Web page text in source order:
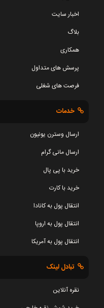
اخبار سایت
بلاگ
همکاری
پرسش های متداول
فرصت های شغلی
خدمات
ارسال وسترن یونیون
ارسال مانی گرام
خرید با پی پال
خرید با کارت
انتقال پول به کانادا
انتقال پول به اروپا
انتقال پول به آمریکا
تبادل لینک
نقره آنلاین